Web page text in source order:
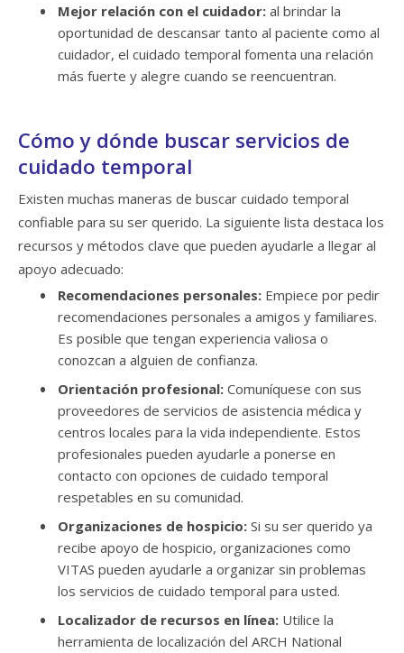
Mejor relación con el cuidador: al brindar la
oportunidad de descansar tanto al paciente como al
cuidador, el cuidado temporal fomenta una relación
más fuerte y alegre cuando se reencuentran.
Cómo y dónde buscar servicios de
cuidado temporal
Existen muchas maneras de buscar cuidado temporal
confiable para su ser querido. La siguiente lista destaca los
recursos y métodos clave que pueden ayudarle a llegar al
apoyo adecuado:
Recomendaciones personales: Empiece por pedir
recomendaciones personales a amigos y familiares.​​​​​​​
Es posible que tengan experiencia valiosa o
conozcan a alguien de confianza.
Orientación profesional: Comuníquese con sus
proveedores de servicios de asistencia médica y
centros locales para la vida independiente. Estos
profesionales pueden ayudarle a ponerse en
contacto con opciones de cuidado temporal
respetables en su comunidad.
Organizaciones de hospicio: Si su ser querido ya
recibe apoyo de hospicio, organizaciones como
VITAS pueden ayudarle a organizar sin problemas
los servicios de cuidado temporal para usted.
Localizador de recursos en línea: Utilice la
herramienta de localización del ARCH National